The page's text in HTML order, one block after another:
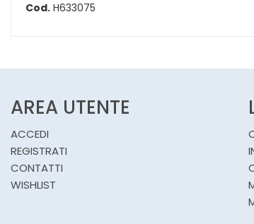
Cod. H633075
AREA UTENTE
ACCEDI
REGISTRATI
CONTATTI
WISHLIST